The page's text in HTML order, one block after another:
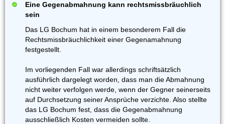
Eine Gegenabmahnung kann rechtsmissbräuchlich
sein
Das LG Bochum hat in einem besonderem Fall die
Rechtsmissbräuchlichkeit einer Gegenamahnung
festgestellt.
Im vorliegenden Fall war allerdings schriftsätzlich
ausführlich dargelegt worden, dass man die Abmahnung
nicht weiter verfolgen werde, wenn der Gegner seinerseits
auf Durchsetzung seiner Ansprüche verzichte. Also stellte
das LG Bochum fest, dass die Gegenabmahnung
ausschließlich Kosten vermeiden sollte.